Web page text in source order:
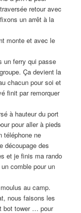
retour avec
un arrêt à la
monte et avec le
un ferry qui passe
Ça devient la
chacun pour soi et
finit par remorquer
à hauteur du port
pour aller à pieds
téléphone ne
découpage des
et je finis ma rando
comble pour un
au camp.
nous faisons les
bot tower … pour